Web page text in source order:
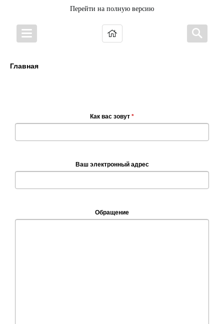
Перейти на полную версию
Главная
Как вас зовут *
Ваш электронный адрес
Обращение